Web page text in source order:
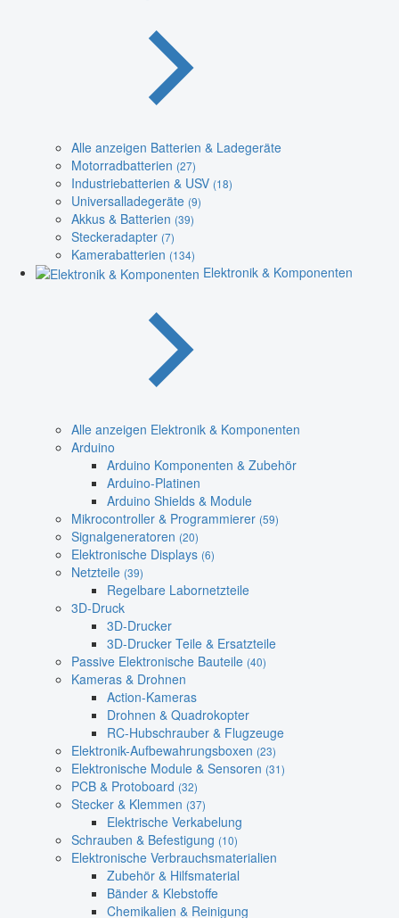
Alle anzeigen Batterien & Ladegeräte
Motorradbatterien (27)
Industriebatterien & USV (18)
Universalladegeräte (9)
Akkus & Batterien (39)
Steckeradapter (7)
Kamerabatterien (134)
Elektronik & Komponenten
Alle anzeigen Elektronik & Komponenten
Arduino
Arduino Komponenten & Zubehör
Arduino-Platinen
Arduino Shields & Module
Mikrocontroller & Programmierer (59)
Signalgeneratoren (20)
Elektronische Displays (6)
Netzteile (39)
Regelbare Labornetzteile
3D-Druck
3D-Drucker
3D-Drucker Teile & Ersatzteile
Passive Elektronische Bauteile (40)
Kameras & Drohnen
Action-Kameras
Drohnen & Quadrokopter
RC-Hubschrauber & Flugzeuge
Elektronik-Aufbewahrungsboxen (23)
Elektronische Module & Sensoren (31)
PCB & Protoboard (32)
Stecker & Klemmen (37)
Elektrische Verkabelung
Schrauben & Befestigung (10)
Elektronische Verbrauchsmaterialien
Zubehör & Hilfsmaterial
Bänder & Klebstoffe
Chemikalien & Reinigung